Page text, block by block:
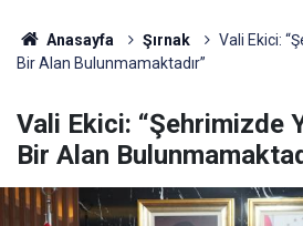
Anasayfa Şırnak
Vali Ekici:
Bir Alan Bulunmamaktadır”
Vali Ekici: “Şehrimizde
Bir Alan